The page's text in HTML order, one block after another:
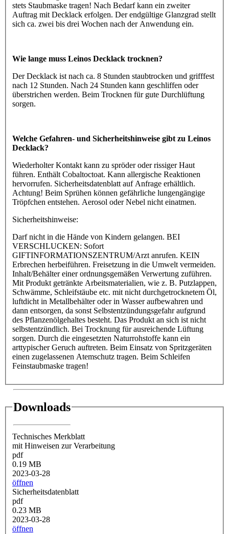
stets Staubmaske tragen! Nach Bedarf kann ein zweiter
Auftrag mit Decklack erfolgen. Der endgültige Glanzgrad stellt
sich ca. zwei bis drei Wochen nach der Anwendung ein.
Wie lange muss Leinos Decklack trocknen?
Der Decklack ist nach ca. 8 Stunden staubtrocken und grifffest
nach 12 Stunden. Nach 24 Stunden kann geschliffen oder
überstrichen werden. Beim Trocknen für gute Durchlüftung
sorgen.
Welche Gefahren- und Sicherheitshinweise gibt zu Leinos
Decklack?
Wiederholter Kontakt kann zu spröder oder rissiger Haut
führen. Enthält Cobaltoctoat. Kann allergische Reaktionen
hervorrufen. Sicherheitsdatenblatt auf Anfrage erhältlich.
Achtung! Beim Sprühen können gefährliche lungengängige
Tröpfchen entstehen. Aerosol oder Nebel nicht einatmen.
Sicherheitshinweise:
Darf nicht in die Hände von Kindern gelangen. BEI
VERSCHLUCKEN: Sofort
GIFTINFORMATIONSZENTRUM/Arzt anrufen. KEIN
Erbrechen herbeiführen. Freisetzung in die Umwelt vermeiden.
Inhalt/Behälter einer ordnungsgemäßen Verwertung zuführen.
Mit Produkt getränkte Arbeitsmaterialien, wie z. B. Putzlappen,
Schwämme, Schleifstäube etc. mit nicht durchgetrocknetem Öl,
luftdicht in Metallbehälter oder in Wasser aufbewahren und
dann entsorgen, da sonst Selbstentzündungsgefahr aufgrund
des Pflanzenölgehaltes besteht. Das Produkt an sich ist nicht
selbstentzündlich. Bei Trocknung für ausreichende Lüftung
sorgen. Durch die eingesetzten Naturrohstoffe kann ein
arttypischer Geruch auftreten. Beim Einsatz von Spritzgeräten
einen zugelassenen Atemschutz tragen. Beim Schleifen
Feinstaubmaske tragen!
Downloads
Technisches Merkblatt
mit Hinweisen zur Verarbeitung
pdf
0.19 MB
2023-03-28
öffnen
Sicherheitsdatenblatt
pdf
0.23 MB
2023-03-28
öffnen